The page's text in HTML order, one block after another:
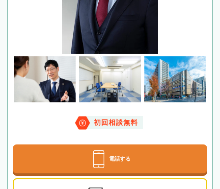
初回相談無料
電話する